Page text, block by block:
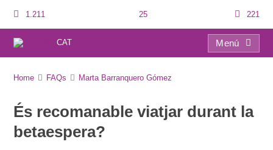
1.211 25 221
CAT
Menú
Home FAQs Marta Barranquero Gómez
És recomanable viatjar durant la
betaespera?